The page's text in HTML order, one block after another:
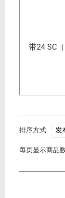
带24 SC
排序方式
每页显示商品